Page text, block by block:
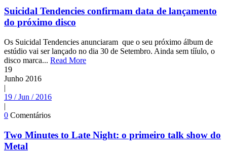
Suicidal Tendencies confirmam data de lançamento
do próximo disco
Os Suicidal Tendencies anunciaram que o seu próximo álbum de
estúdio vai ser lançado no dia 30 de Setembro. Ainda sem tííulo, o
disco marca... Read More
19
Junho 2016
|
19 / Jun / 2016
|
0 Comentários
Two Minutes to Late Night: o primeiro talk show do
Metal